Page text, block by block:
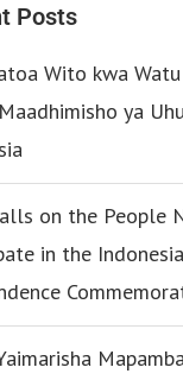
Posts
Wito kwa
ya
on the People
in the